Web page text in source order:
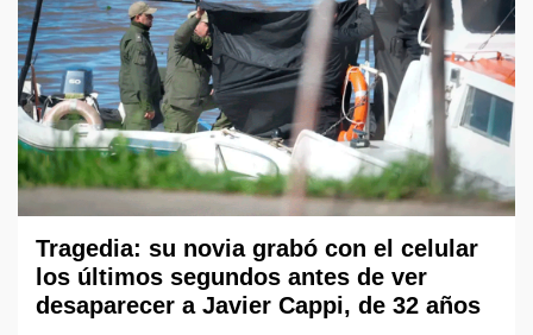
Tragedia: su novia grabó con el celular
los últimos segundos antes de ver
desaparecer a Javier Cappi, de 32 años